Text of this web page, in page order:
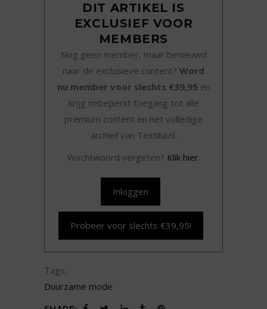
DIT ARTIKEL IS
EXCLUSIEF VOOR
MEMBERS
Nog geen member, maar benieuwd
naar de exclusieve content? Word
nu member voor slechts €39,95 en
krijg onbeperkt toegang tot alle
premium content en het volledige
archief van Textilia.nl.
Wachtwoord vergeten? Klik hier.
Inloggen
Probeer voor slechts €39,95!
Tags:
Duurzame mode